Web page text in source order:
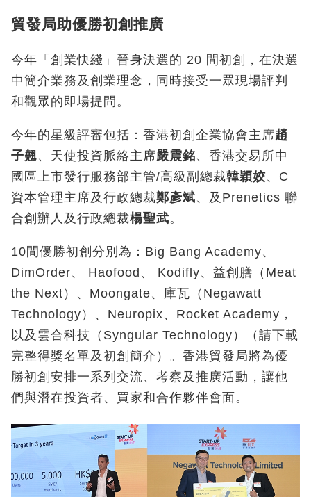
貿發局助優勝初創推廣
今年「創業快綫」晉身決選的 20 間初創，在決選
中簡介業務及創業理念，同時接受一眾現場評判
和觀眾的即場提問。
今年的星級評審包括：香港初創企業協會主席趙
子翹、天使投資脈絡主席嚴震銘、香港交易所中
國區上市發行服務部主管/高級副總裁韓穎姣、C
資本管理主席及行政總裁鄭彥斌、及Prenetics 聯
合創辦人及行政總裁楊聖武。
10間優勝初創分別為：Big Bang Academy、
DimOrder、 Haofood、 Kodifly、益創膳（Meat
the Next）、Moongate、庫瓦（Negawatt
Technology）、Neuropix、Rocket Academy，
以及雲合科技（Syngular Technology）（請下載
完整得獎名單及初創簡介）。香港貿發局將為優
勝初創安排一系列交流、考察及推廣活動，讓他
們與潛在投資者、買家和合作夥伴會面。